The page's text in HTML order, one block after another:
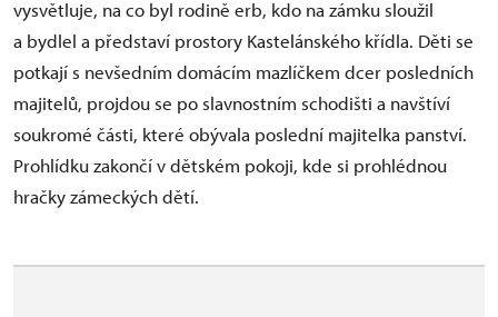
vysvětluje, na co byl rodině erb, kdo na zámku sloužil
a bydlel a představí prostory Kastelánského křídla. Děti se
potkají s nevšedním domácím mazlíčkem dcer posledních
majitelů, projdou se po slavnostním schodišti a navštíví
soukromé části, které obývala poslední majitelka panství.
Prohlídku zakončí v dětském pokoji, kde si prohlédnou
hračky zámeckých dětí.